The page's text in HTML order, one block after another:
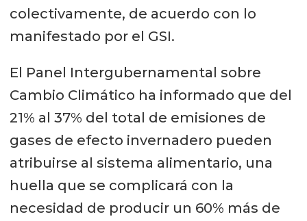
colectivamente, de acuerdo con lo
manifestado por el GSI.
El Panel Intergubernamental sobre
Cambio Climático ha informado que del
21% al 37% del total de emisiones de
gases de efecto invernadero pueden
atribuirse al sistema alimentario, una
huella que se complicará con la
necesidad de producir un 60% más de